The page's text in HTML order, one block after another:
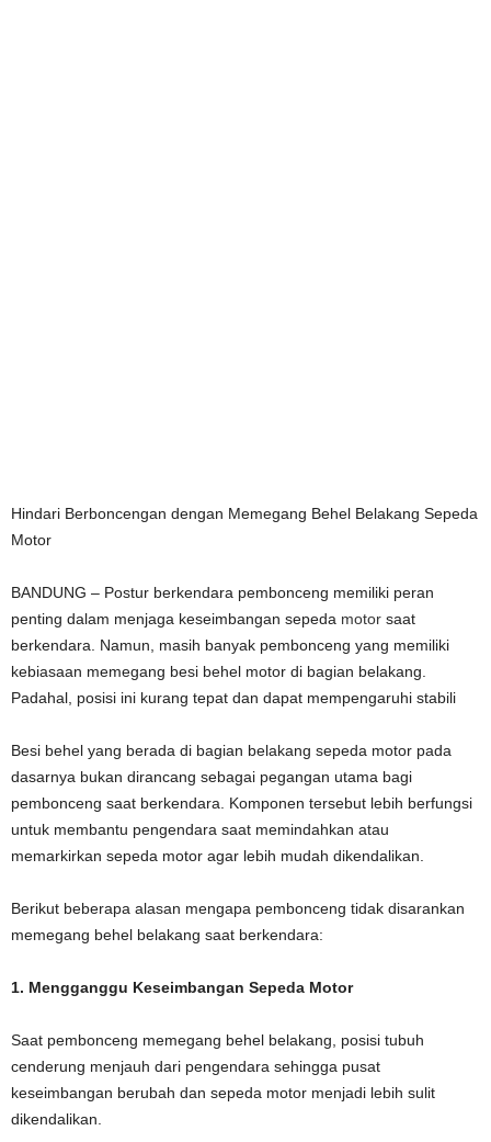
Hindari Berboncengan dengan Memegang Behel Belakang Sepeda
Motor
BANDUNG – Postur berkendara pembonceng memiliki peran
penting dalam menjaga keseimbangan sepeda motor saat
berkendara. Namun, masih banyak pembonceng yang memiliki
kebiasaan memegang besi behel motor di bagian belakang.
Padahal, posisi ini kurang tepat dan dapat mempengaruhi stabili
Besi behel yang berada di bagian belakang sepeda motor pada
dasarnya bukan dirancang sebagai pegangan utama bagi
pembonceng saat berkendara. Komponen tersebut lebih berfungsi
untuk membantu pengendara saat memindahkan atau
memarkirkan sepeda motor agar lebih mudah dikendalikan.
Berikut beberapa alasan mengapa pembonceng tidak disarankan
memegang behel belakang saat berkendara:
1. Mengganggu Keseimbangan Sepeda Motor
Saat pembonceng memegang behel belakang, posisi tubuh
cenderung menjauh dari pengendara sehingga pusat
keseimbangan berubah dan sepeda motor menjadi lebih sulit
dikendalikan.